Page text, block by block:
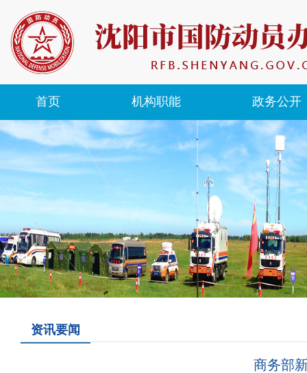
首页 机构职能 政务公开
资讯要闻
商务部